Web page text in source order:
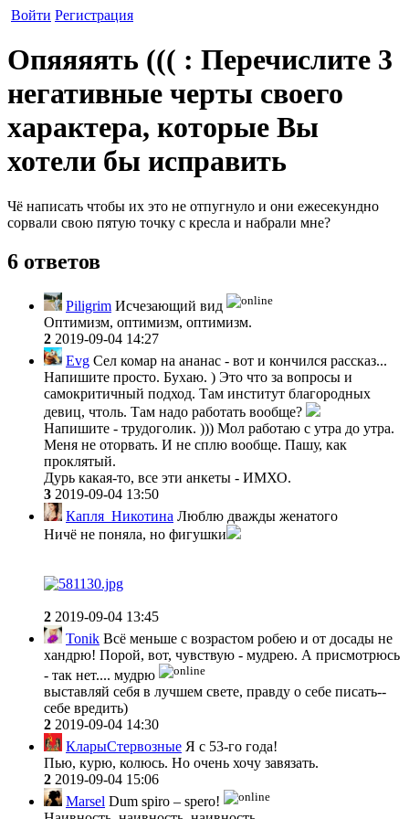
Войти Регистрация
Опяяяять ((( : Перечислите 3
негативные черты своего
характера, которые Вы
хотели бы исправить
Чё написать чтобы их это не отпугнуло и они ежесекундно
сорвали свою пятую точку с кресла и набрали мне?
6 ответов
Piligrim Исчезающий вид
Оптимизм, оптимизм, оптимизм.
2 2019-09-04 14:27
Evg Сел комар на ананас - вот и кончился рассказ...
Напишите просто. Бухаю. ) Это что за вопросы и
самокритичный подход. Там институт благородных
девиц, чтоль. Там надо работать вообще?
Напишите - трудоголик. ))) Мол работаю с утра до утра.
Меня не оторвать. И не сплю вообще. Пашу, как
проклятый.
Дурь какая-то, все эти анкеты - ИМХО.
3 2019-09-04 13:50
Капля_Никотина Люблю дважды женатого
Ничё не поняла, но фигушки
2 2019-09-04 13:45
Tonik Всё меньше с возрастом робею и от досады не
хандрю! Порой, вот, чувствую - мудрею. А присмотрюсь
- так нет.... мудрю
выставляй себя в лучшем свете, правду о себе писать--
себе вредить)
2 2019-09-04 14:30
КларыСтервозные Я с 53-го года!
Пью, курю, колюсь. Но очень хочу завязать.
2 2019-09-04 15:06
Marsel Dum spiro – spero!